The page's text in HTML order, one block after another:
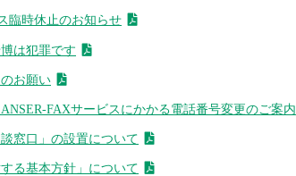
臨時休止のお知らせ
は犯罪です
お願い
FAXサービスにかかる電話番号変更のご案内
窓口」の設置について
る基本方針」について